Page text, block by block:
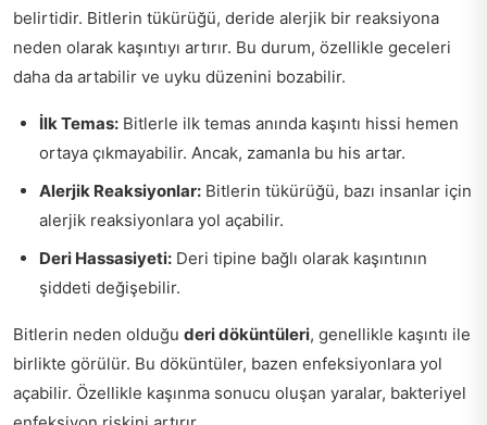
belirtidir. Bitlerin tükürüğü, deride alerjik bir reaksiyona
neden olarak kaşıntıyı artırır. Bu durum, özellikle geceleri
daha da artabilir ve uyku düzenini bozabilir.
İlk Temas: Bitlerle ilk temas anında kaşıntı hissi hemen
ortaya çıkmayabilir. Ancak, zamanla bu his artar.
Alerjik Reaksiyonlar: Bitlerin tükürüğü, bazı insanlar için
alerjik reaksiyonlara yol açabilir.
Deri Hassasiyeti: Deri tipine bağlı olarak kaşıntının
şiddeti değişebilir.
Bitlerin neden olduğu deri döküntüleri, genellikle kaşıntı ile
birlikte görülür. Bu döküntüler, bazen enfeksiyonlara yol
açabilir. Özellikle kaşınma sonucu oluşan yaralar, bakteriyel